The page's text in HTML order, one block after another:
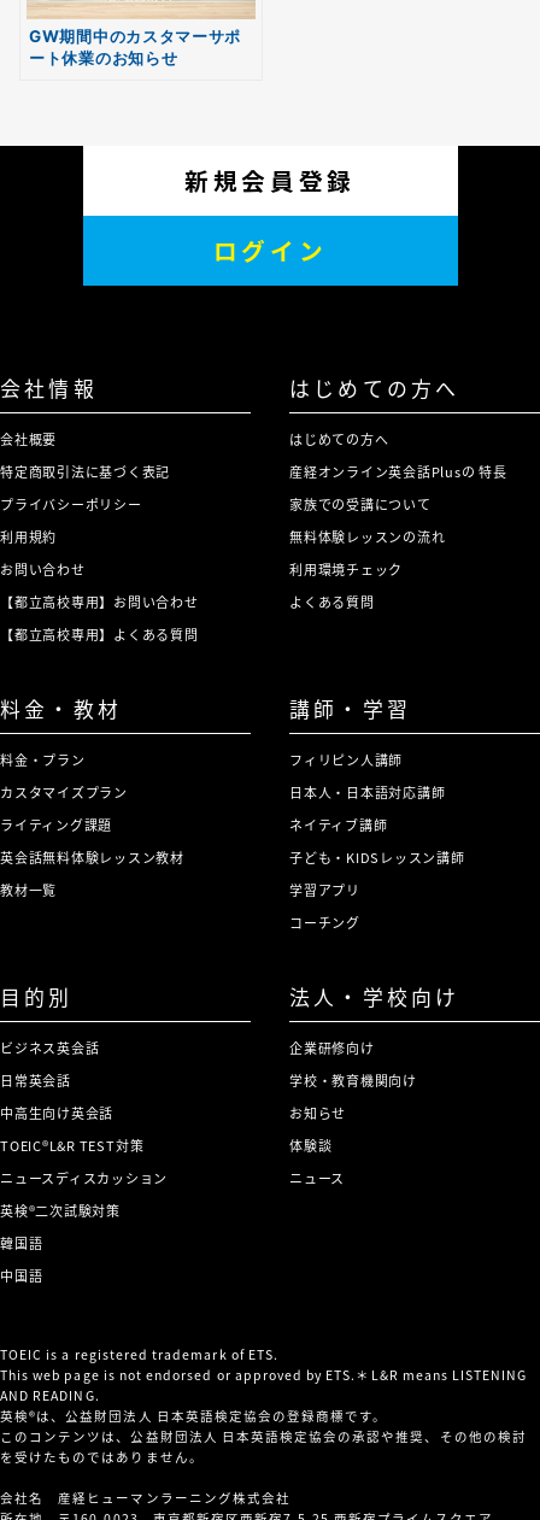
GW期間中のカスタマーサポ
ート休業のお知らせ
新規会員登録
ログイン
会社情報
会社概要
特定商取引法に基づく表記
プライバシーポリシー
利用規約
お問い合わせ
【都立高校専用】お問い合わせ
【都立高校専用】よくある質問
はじめての方へ
はじめての方へ
産経オンライン英会話Plusの 特長
家族での受講について
無料体験レッスンの流れ
利用環境チェック
よくある質問
料金・教材
料金・プラン
カスタマイズプラン
ライティング課題
英会話無料体験レッスン教材
教材一覧
講師・学習
フィリピン人講師
日本人・日本語対応講師
ネイティブ講師
子ども・KIDSレッスン講師
学習アプリ
コーチング
目的別
ビジネス英会話
日常英会話
中高生向け英会話
TOEIC®L&R TEST対策
ニュースディスカッション
英検®二次試験対策
韓国語
中国語
法人・学校向け
企業研修向け
学校・教育機関向け
お知らせ
体験談
ニュース
TOEIC is a registered trademark of ETS.
This web page is not endorsed or approved by ETS.＊L&R means LISTENING
AND READING.
英検®は、公益財団法人 日本英語検定協会の登録商標です。
このコンテンツは、公益財団法人 日本英語検定協会の承認や推奨、その他の検討
を受けたものではありません。
会社名 産経ヒューマンラーニング株式会社